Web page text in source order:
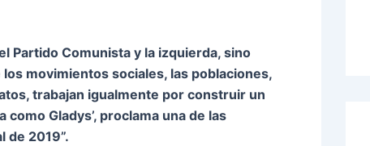
Partido Comunista y la izquierda, sino
movimientos sociales, las poblaciones,
trabajan igualmente por construir un
como Gladys’, proclama una de las
de 2019”.